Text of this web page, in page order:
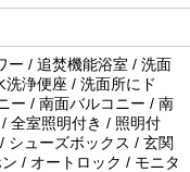
ー / 追焚機能浴室 / 洗面
浄便座 / 洗面所にド
ー / 南面バルコニー / 南
全室照明付き / 照明付
シューズボックス / 玄関
/ オートロック / モニタ